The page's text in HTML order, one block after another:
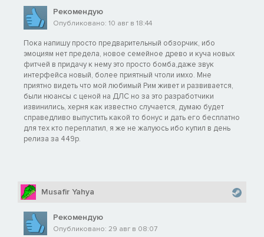
бойцы-ветераны, за плечами которых тысячи битв.
Сиракузы: гиппотоксоты — конные лучники, которые
способны на всё.
Тарас: тарентская конница — быстрые и смертоносные
всадники-застрельщики.
Иолаи: нурагические гонцы — вооруженные тяжелыми
боевыми перчатками, они врываются в бой, чтобы показать
богам свою отвагу.
Самниты: полотняный легион — суровые бойцы с мечами и
щитами, готовые сразиться с любым врагом.
Рекомендую
Опубликовано: 10 авг в 18:44
Пока напишу просто предварительный обзорчик, ибо
эмоциям нет предела, новое семейное древо и куча новых
фитчей в придачу к нему это просто бомба,даже звук
интерфейса новый, более приятный чтоли имхо. Мне
приятно видеть что мой любимый Рим живет и развивается,
были нюансы с ценой на ДЛС но за это разработчики
извинились, херня как известно случается, думаю будет
справедливо выпустить какой то бонус и дать его бесплатно
для тех кто переплатил, я же не жалуюсь ибо купил в день
релиза за 449р.
Musafir Yahya
Рекомендую
Опубликовано: 29 авг в 08:07